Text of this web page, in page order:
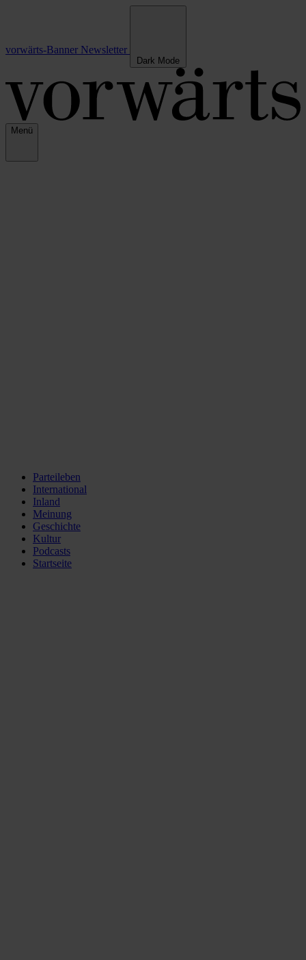
vorwärts-Banner Newsletter
Dark Mode
Menü
Parteileben
International
Inland
Meinung
Geschichte
Kultur
Podcasts
Startseite